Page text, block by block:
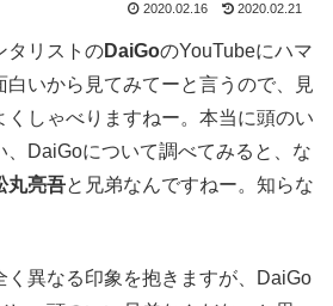
2020.02.16 2020.02.21
タリストのDaiGoのYouTubeにハマ
白いから見てみてーと言うので、見
くしゃべりますねー。本当に頭のい
、DaiGoについて調べてみると、な
丸亮吾と兄弟なんですねー。知らな
く異なる印象を抱きますが、DaiGo